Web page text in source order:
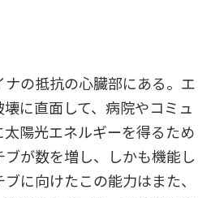
の抵抗の心臓部にある。エ
に直面して、病院やコミュ
陽光エネルギーを得るため
が数を増し、しかも機能し
に向けたこの能力はまた、